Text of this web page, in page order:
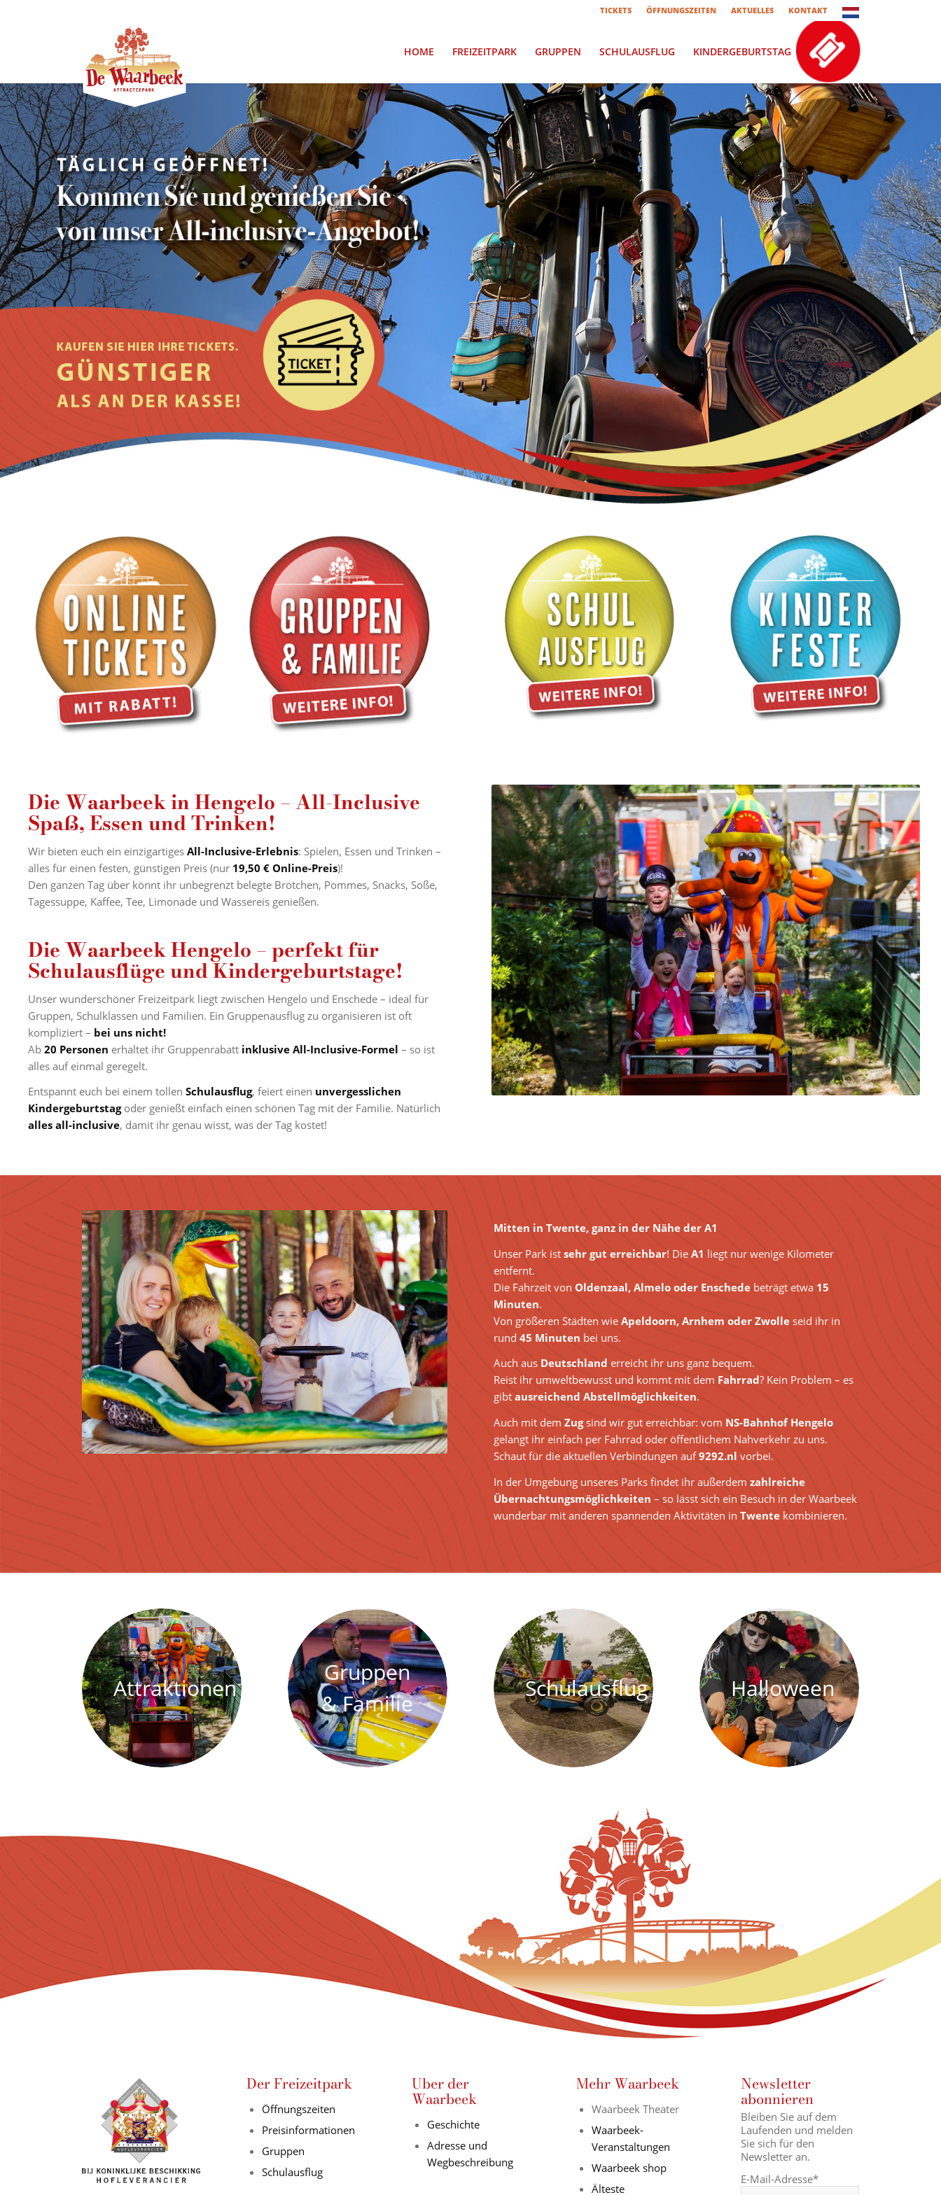
TICKETS ÖFFNUNGSZEITEN AKTUELLES KONTAKT
HOME FREIZEITPARK GRUPPEN SCHULAUSFLUG KINDERGEBURTSTAG
Die Waarbeek in Hengelo – All-Inclusive
Spaß, Essen und Trinken!
Wir bieten euch ein einzigartiges All-Inclusive-Erlebnis: Spielen, Essen und Trinken –
alles für einen festen, günstigen Preis (nur 19,50 € Online-Preis)!
Den ganzen Tag über könnt ihr unbegrenzt belegte Brötchen, Pommes, Snacks, Soße,
Tagessuppe, Kaffee, Tee, Limonade und Wassereis genießen.
Die Waarbeek Hengelo – perfekt für
Schulausflüge und Kindergeburtstage!
Unser wunderschöner Freizeitpark liegt zwischen Hengelo und Enschede – ideal für
Gruppen, Schulklassen und Familien. Ein Gruppenausflug zu organisieren ist oft
kompliziert – bei uns nicht!
Ab 20 Personen erhaltet ihr Gruppenrabatt inklusive All-Inclusive-Formel – so ist
alles auf einmal geregelt.
Entspannt euch bei einem tollen Schulausflug, feiert einen unvergesslichen
Kindergeburtstagoder genießt einfach einen schönen Tag mit der Familie. Natürlich
alles all-inclusive, damit ihr genau wisst, was der Tag kostet!
Mitten in Twente, ganz in der Nähe der A1
Unser Park istsehr gut erreichbar! DieA1 liegt nur wenige Kilometer
entfernt.
Die Fahrzeit von Oldenzaal, Almelo oder Enschede beträgt etwa 15
Minuten.
Von größeren Städten wieApeldoorn, Arnhem oder Zwolle seid ihr in
rund45 Minuten bei uns.
Auch aus Deutschland erreicht ihr uns ganz bequem.
Reist ihr umweltbewusst und kommt mit dem Fahrrad? Kein Problem – es
gibtausreichend Abstellmöglichkeiten.
Auch mit demZugsind wir gut erreichbar: vom NS-Bahnhof Hengelo
gelangt ihr einfach per Fahrrad oder öffentlichem Nahverkehr zu uns.
Schaut für die aktuellen Verbindungen auf9292.nl vorbei.
In der Umgebung unseres Parks findet ihr außerdemzahlreiche
Übernachtungsmöglichkeiten – so lässt sich ein Besuch in der Waarbeek
wunderbar mit anderen spannenden Aktivitäten inTwente kombinieren.
Attraktionen
Gruppen
& Familie
Schulausflug Halloween
Der Freizeitpark
Öffnungszeiten
Preisinformationen
Gruppen
Schulausflug
Uber der
Waarbeek
Geschichte
Adresse und
Wegbeschreibung
Mehr Waarbeek
Waarbeek Theater
Waarbeek-
Veranstaltungen
Waarbeek shop
Älteste
Newsletter
abonnieren
Bleiben Sie auf dem
Laufenden und melden
Sie sich für den
Newsletter an.
E-Mail-Adresse*